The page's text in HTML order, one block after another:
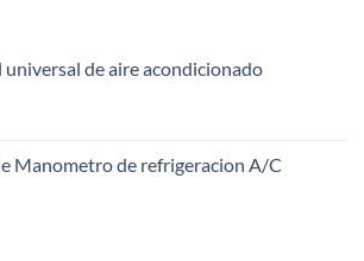
de aire acondicionado
Manometro de refrigeracion A/C